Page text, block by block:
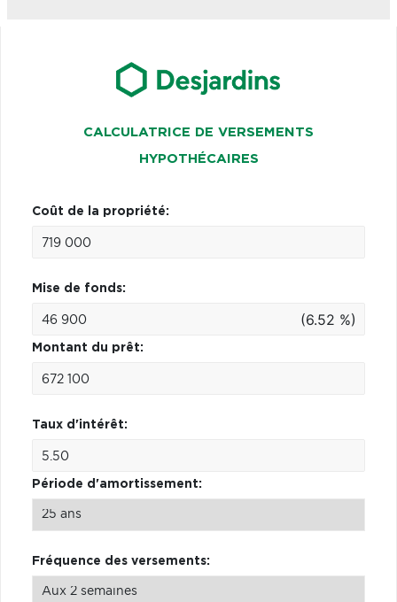
CALCULATRICE DE VERSEMENTS
HYPOTHÉCAIRES
Coût de la propriété:
Mise de fonds:
(6.52 %)
Montant du prêt:
Taux d'intérêt:
Période d'amortissement:
Fréquence des versements: